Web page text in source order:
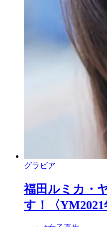
グラビア
福田ルミカ・
す！〈YM2021